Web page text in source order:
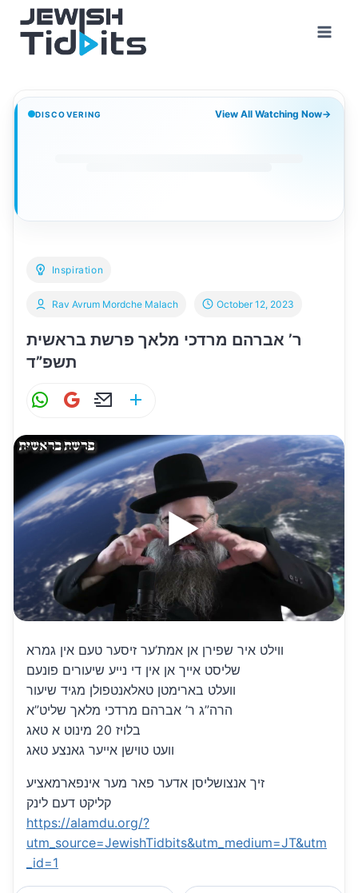
content
DISCOVERING View All Watching Now→
Inspiration
ר’ אברהם מרדכי מלאך פרשת בראשית
תשפ”ד
Rav Avrum Mordche Malach October 12, 2023
W
at
s
A
p
p
G
ai
l
E
ai
l
ar
e
ווילט איר שפירן אן אמת’ער זיסער טעם אין גמרא
שליסט אייך אן אין די נייע שיעורים פונעם
וועלט בארימטן טאלאנטפולן מגיד שיעור
הרה”ג ר’ אברהם מרדכי מלאך שליט”א
בלויז 20 מינוט א טאג
וועט טוישן אייער גאנצע טאג
זיך אנצושליסן אדער פאר מער אינפארמאציע
קליקט דעם לינק
https://alamdu.org/?
utm_source=JewishTidbits&utm_medium=JT&utm
_id=1